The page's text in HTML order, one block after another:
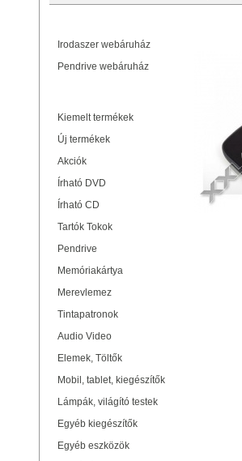
Irodaszer webáruház
Pendrive webáruház
Kiemelt termékek
Új termékek
Akciók
Írható DVD
Írható CD
Tartók Tokok
Pendrive
Memóriakártya
Merevlemez
Tintapatronok
Audio Video
Elemek, Töltők
Mobil, tablet, kiegészítők
Lámpák, világító testek
Egyéb kiegészítők
Egyéb eszközök